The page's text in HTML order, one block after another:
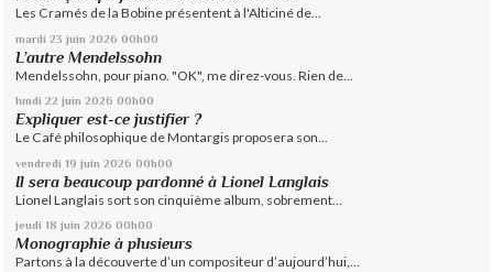
Les Cramés de la Bobine présentent à l'Alticiné de...
mardi 23 juin 2026 00h00
L’autre Mendelssohn
Mendelssohn, pour piano. "OK", me direz-vous. Rien de...
lundi 22 juin 2026 00h00
Expliquer est-ce justifier ?
Le Café philosophique de Montargis proposera son...
vendredi 19 juin 2026 00h00
Il sera beaucoup pardonné à Lionel Langlais
Lionel Langlais sort son cinquième album, sobrement...
jeudi 18 juin 2026 00h00
Monographie à plusieurs
Partons à la découverte d’un compositeur d’aujourd’hui,...